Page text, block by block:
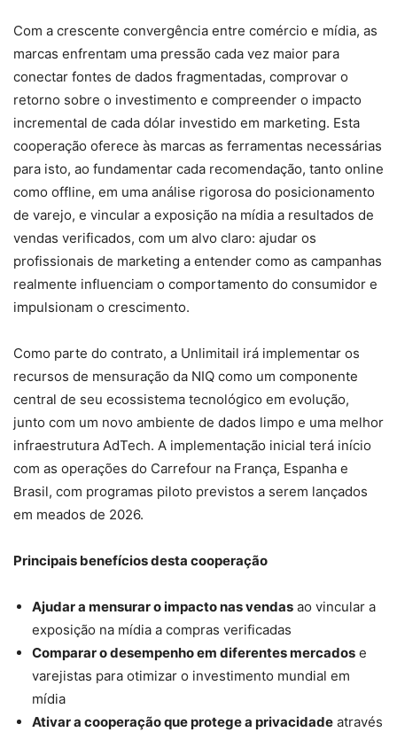
Com a crescente convergência entre comércio e mídia, as
marcas enfrentam uma pressão cada vez maior para
conectar fontes de dados fragmentadas, comprovar o
retorno sobre o investimento e compreender o impacto
incremental de cada dólar investido em marketing. Esta
cooperação oferece às marcas as ferramentas necessárias
para isto, ao fundamentar cada recomendação, tanto online
como offline, em uma análise rigorosa do posicionamento
de varejo, e vincular a exposição na mídia a resultados de
vendas verificados, com um alvo claro: ajudar os
profissionais de marketing a entender como as campanhas
realmente influenciam o comportamento do consumidor e
impulsionam o crescimento.
Como parte do contrato, a Unlimitail irá implementar os
recursos de mensuração da NIQ como um componente
central de seu ecossistema tecnológico em evolução,
junto com um novo ambiente de dados limpo e uma melhor
infraestrutura AdTech. A implementação inicial terá início
com as operações do Carrefour na França, Espanha e
Brasil, com programas piloto previstos a serem lançados
em meados de 2026.
Principais benefícios desta cooperação
Ajudar a mensurar o impacto nas vendas ao vincular a
exposição na mídia a compras verificadas
Comparar o desempenho em diferentes mercados e
varejistas para otimizar o investimento mundial em
mídia
Ativar a cooperação que protege a privacidade através